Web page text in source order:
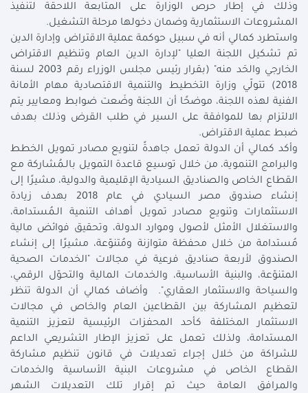
وذلك في إطار حرص الوزارة على المتابعة اللاحقة لتنفيذ
المشروعات الاستثمارية وضمان دخولها مرحلة التشغيل.
واستطرد كمالي أنه في سبيل حوكمة عملية الاقتراض وإدارة الدين
تم تشكيل اللجنة العليا "لإدارة الدين العام وتنظيم الاقتراض
الخارجي والحَد منه" (بقرار رئيس مجلس الوزراء رقم 2003 لسنة
2018) تتولّي وزارة التخطيط والتنمية الاقتصادية مهام الأمانة
الفنية لهذه اللجنة، موضحًا أن اللجنة وضَعت ضوابط ومعايير يتم
الالتزام بها للموافقة على السير في طلب القرض وذلك بهدف
ضبط عملية الاقتراض.
وأكد كمالي أن الدولة تعمل جاهدةً لتنويع مصادر تمويل الخطط
والبرامج التنموية، من خلال توسيع قاعدة التمويل بالـمُشاركة مع
القطاع الخاص والصناديق السيادية الإقليمية والدولية، مشيرًا إلى
إنشاء صندوق مصر السيادي في عام 2018 بهدف زيادة
الاستثمارات وتنويع مصادر تمويل أهداف التنمية الـمُستدامة،
والاستغلال الأمثل لأصول وموارد الدولة، وتحقيق فوائض مالية
مُستدامة من خلال محفظة متوازنة ومُتنوّعة، مشيرًا إلى إنشاء
الصندوق لأربعة صناديق فرعية في مجالات "الخدمات الصحية
المتنوّعة، والبنية الأساسية، والخدمات المالية والتحوّل الرقمي،
والسياحة والاستثمار العقاري". وأضاف كمالي أن الدولة تنظر
لتعظيم المشاركة بين القطاعين العام والخاص في مجالات
الاستثمار المختلفة كأحد المحفزات الرئيسية لتعزيز التنمية
المستدامة، ولذلك تعمل على تعزيز الإطار التشريعي الداعم
للشراكة من خلال إجراء تعديلات في قانون تنظيم مشاركة
القطاع الخاص في مشروعات البنية الأساسية والخدمات
والمرافق العامة حيث تم إقرار تلك التعديلات الشهر